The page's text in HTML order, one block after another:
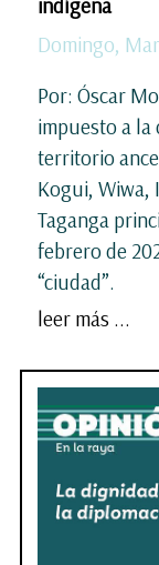
indígena
Domingo,
Por: Óscar
impuesto a
territorio
Kogui, Wiwa,
Taganga
febrero de
“ciudad”.
leer más ...